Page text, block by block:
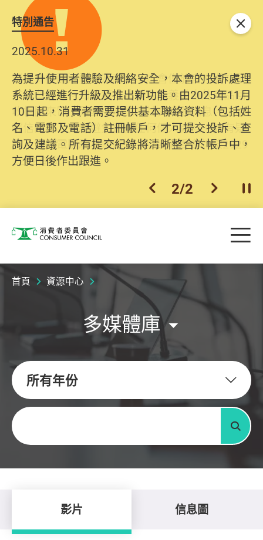
特別通告
2025.10.31
為提升使用者體驗及網絡安全，本會的投訴處理
系統已經進行升級及推出新功能。由2025年11月
10日起，消費者需要提供基本聯絡資料（包括姓
名、電郵及電話）註冊帳戶，才可提交投訴、查
詢及建議。所有提交紀錄將清晰整合於帳戶中，
方便日後作出跟進。
上一個
2/2 下一個開
關閉
消費者委員會 目
首頁 資源中心
多媒體庫
所有年份
關鍵字
搜尋
影片 信息圖